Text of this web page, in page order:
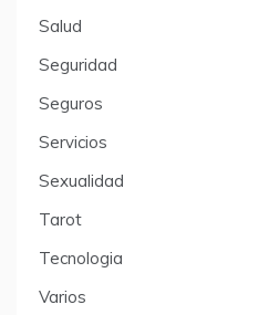
Salud
Seguridad
Seguros
Servicios
Sexualidad
Tarot
Tecnologia
Varios